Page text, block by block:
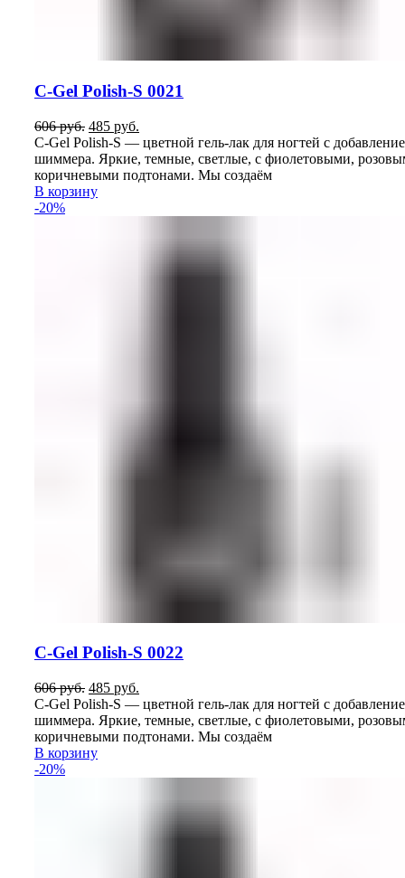
C-Gel Polish-S 0021
606руб. Первоначальная
цена
составляла
606
руб..
485 руб.
цена:
485
руб..
C-Gel Polish-S — цветной гель-лак для ногтей с
шиммера. Яркие, темные, светлые, с фиолетовыми,
коричневыми подтонами. Мы создаём
В корзину
-20%
C-Gel Polish-S 0022
606руб. Первоначальная
цена
составляла
606
руб..
485 руб.
цена:
485
руб..
C-Gel Polish-S — цветной гель-лак для ногтей с
шиммера. Яркие, темные, светлые, с фиолетовыми,
коричневыми подтонами. Мы создаём
В корзину
-20%